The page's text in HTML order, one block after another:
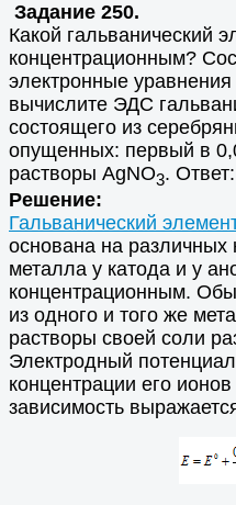
Задание 250.
Какой гальванический
концентрационным?
электронные
вычислите ЭДС
состоящего из
опущенных: первый в
растворы AgNO3.
Решение:
Гальванический элемент
основана на различных
металла у катода и у
концентрационным.
из одного и того же
растворы своей соли
Электродный
концентрации его
зависимость